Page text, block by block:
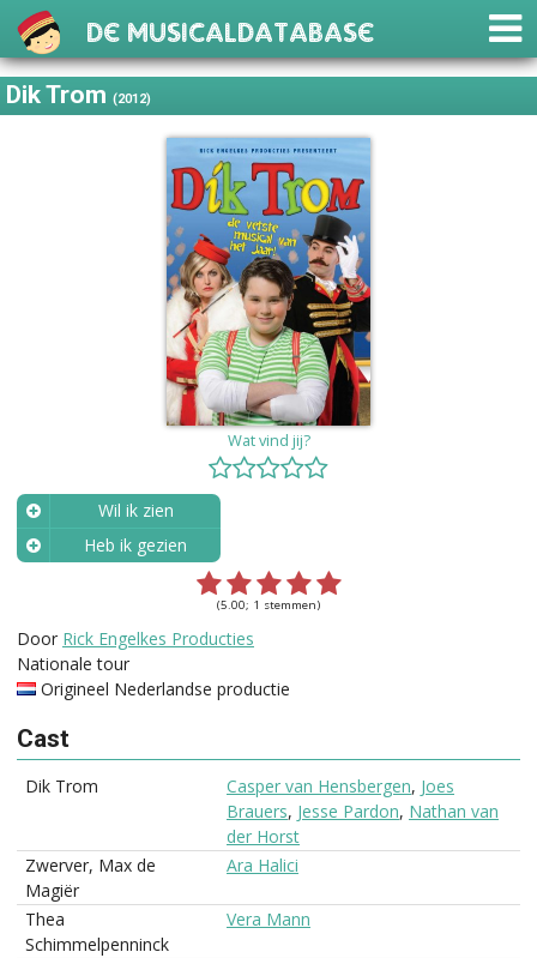
De Musicaldatabase
Dik Trom(2012)
Wat vind jij?
Wil ik zien
Heb ik gezien
(5.00; 1 stemmen)
Door Rick Engelkes Producties
Nationale tour
Origineel Nederlandse productie
Cast
Dik Trom Casper van Hensbergen, Joes
Brauers, Jesse Pardon, Nathan van
der Horst
Zwerver, Max de
Magiër
Ara Halici
Thea
Schimmelpenninck
Vera Mann